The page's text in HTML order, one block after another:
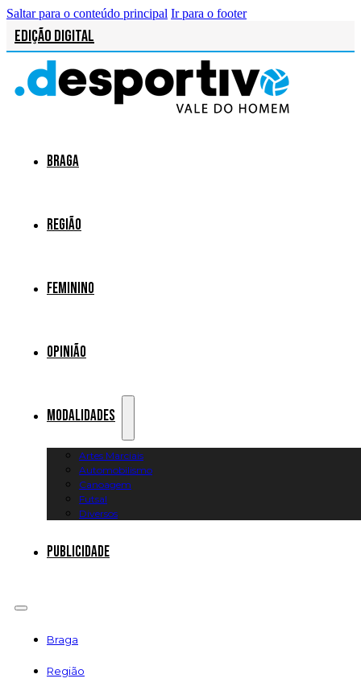
Saltar para o conteúdo principal Ir para o footer
Edição Digital
Braga
Região
Feminino
Opinião
Modalidades
Artes Marciais
Automobilismo
Canoagem
Futsal
Diversos
Publicidade
Braga
Região